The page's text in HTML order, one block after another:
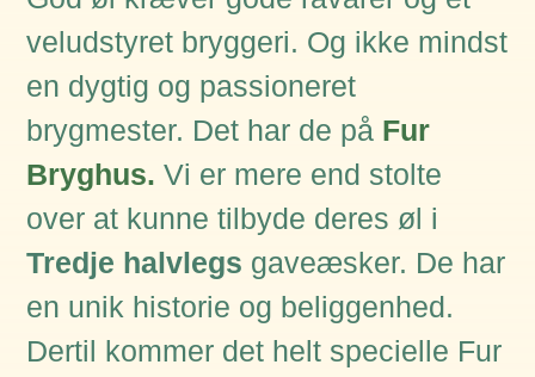
veludstyret bryggeri. Og ikke mindst
en dygtig og passioneret
brygmester. Det har de på Fur
Bryghus. Vi er mere end stolte
over at kunne tilbyde deres øl i
Tredje halvlegs gaveæsker. De har
en unik historie og beliggenhed.
Dertil kommer det helt specielle Fur